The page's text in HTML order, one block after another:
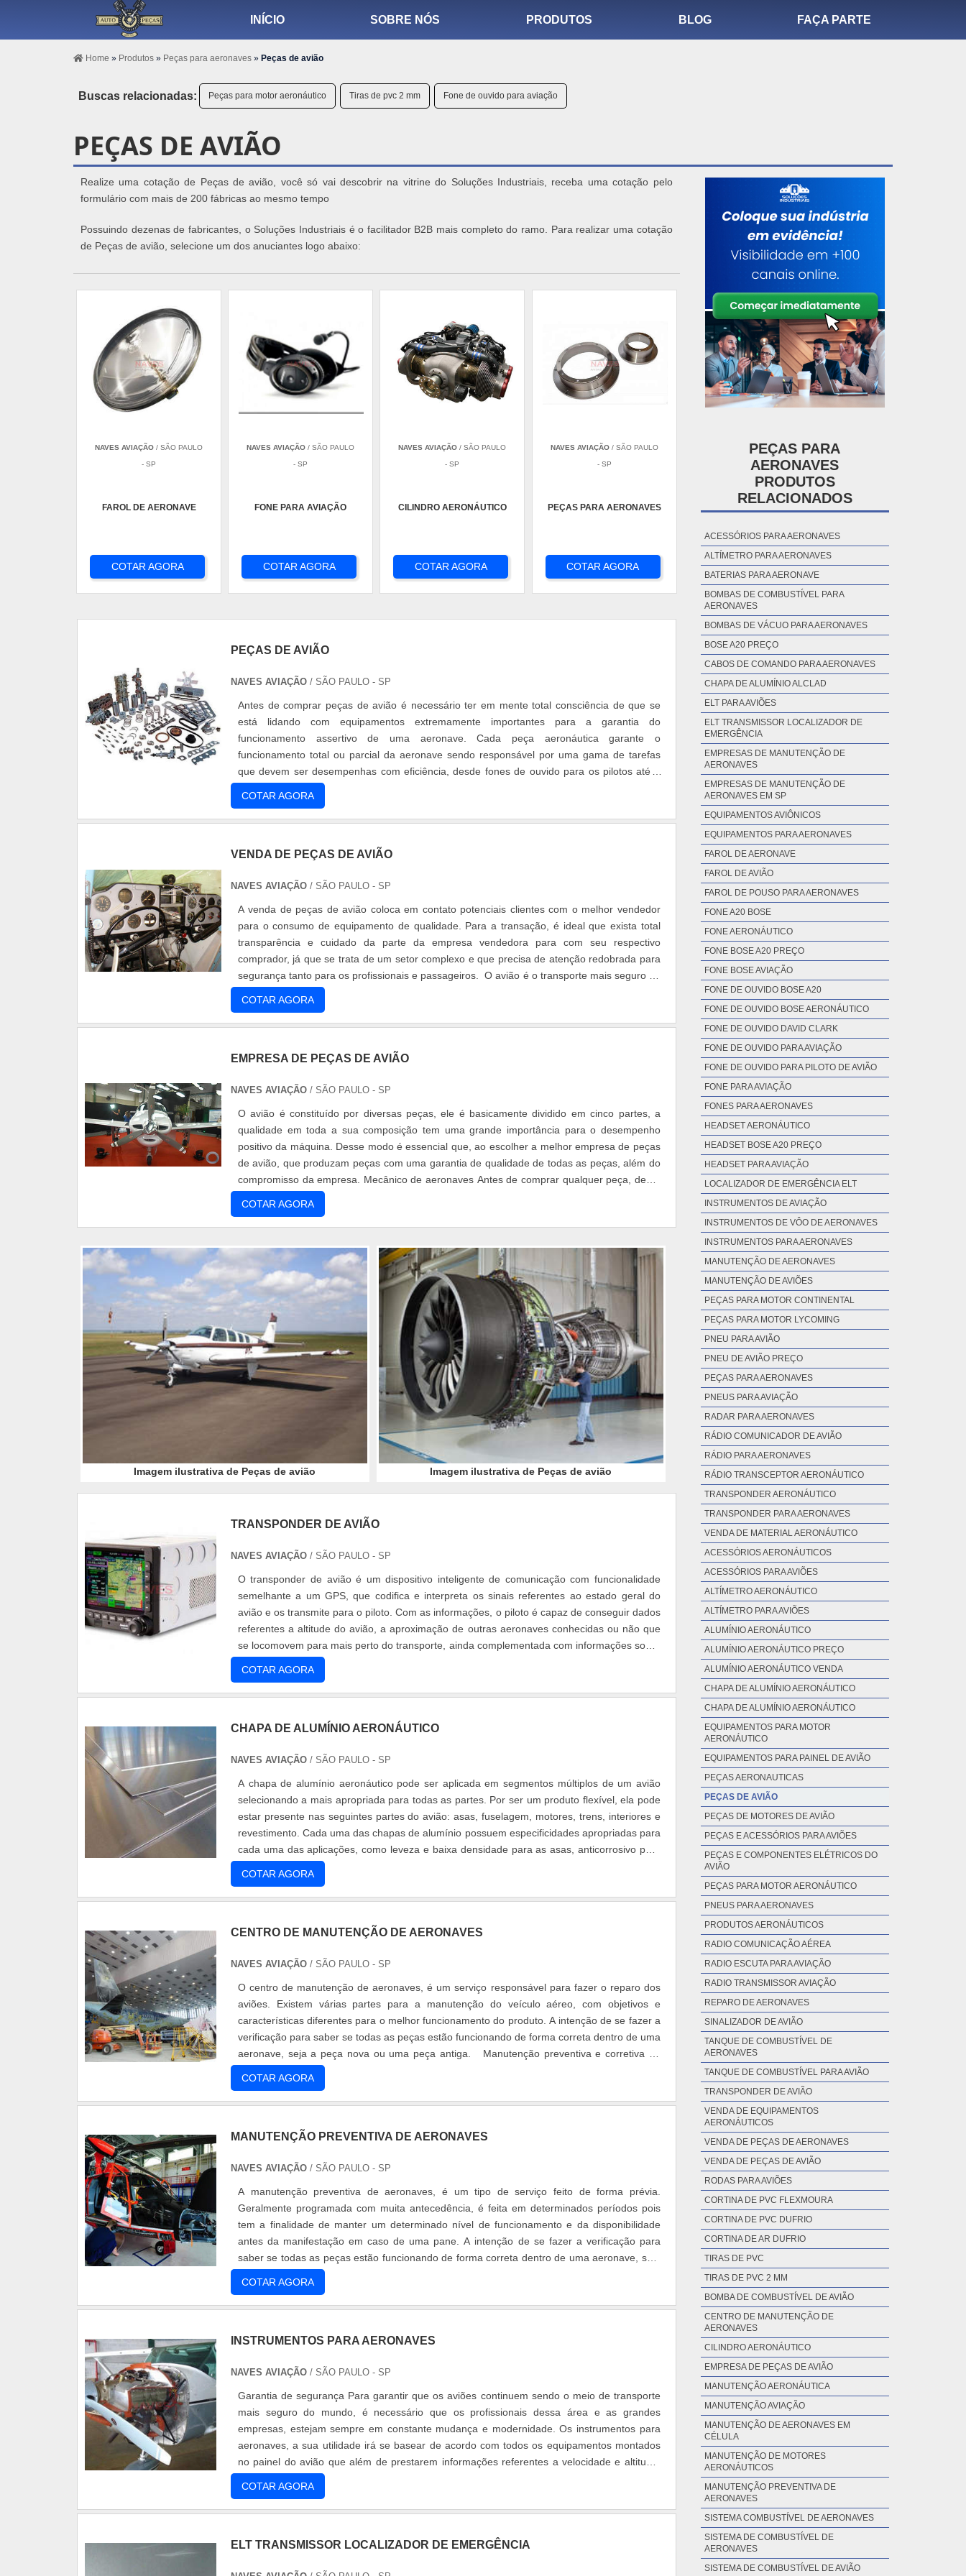
INÍCIO SOBRE NÓS PRODUTOS BLOG FAÇA PARTE
Home » Produtos » Peças para aeronaves » Peças de avião
Buscas relacionadas: Peças para motor aeronáutico Tiras de pvc 2 mm Fone de ouvido para aviação
PEÇAS DE AVIÃO
Realize uma cotação de Peças de avião, você só vai descobrir na vitrine do Soluções Industriais, receba uma cotação pelo
formulário com mais de 200 fábricas ao mesmo tempo
Possuindo dezenas de fabricantes, o Soluções Industriais é o facilitador B2B mais completo do ramo. Para realizar uma cotação
de Peças de avião, selecione um dos anuciantes logo abaixo:
NAVES AVIAÇÃO / SÃO PAULO
- SP
FAROL DE AERONAVE
COTAR AGORA
NAVES AVIAÇÃO / SÃO PAULO
- SP
FONE PARA AVIAÇÃO
COTAR AGORA
NAVES AVIAÇÃO / SÃO PAULO
- SP
CILINDRO AERONÁUTICO
COTAR AGORA
NAVES AVIAÇÃO/ SÃO PAULO
- SP
PEÇAS PARA AERONAVES
COTAR AGORA
PEÇAS DE AVIÃO
NAVES AVIAÇÃO / SÃO PAULO - SP
Antes de comprar peças de avião é necessário ter em mente total consciência de que se
está lidando com equipamentos extremamente importantes para a garantia do
funcionamento assertivo de uma aeronave. Cada peça aeronáutica garante o
funcionamento total ou parcial da aeronave sendo responsável por uma gama de tarefas
que devem ser desempenhas com eficiência, desde fones de ouvido para os pilotos até o
motor e as bombas de vácuo. Seja de pass
COTAR AGORA
VENDA DE PEÇAS DE AVIÃO
NAVES AVIAÇÃO / SÃO PAULO - SP
A venda de peças de avião coloca em contato potenciais clientes com o melhor vendedor
para o consumo de equipamento de qualidade. Para a transação, é ideal que exista total
transparência e cuidado da parte da empresa vendedora para com seu respectivo
comprador, já que se trata de um setor complexo e que precisa de atenção redobrada para
segurança tanto para os profissionais e passageiros. O avião é o transporte mais seguro do
COTAR AGORA
EMPRESA DE PEÇAS DE AVIÃO
NAVES AVIAÇÃO / SÃO PAULO - SP
O avião é constituído por diversas peças, ele é basicamente dividido em cinco partes, a
qualidade em toda a sua composição tem uma grande importância para o desempenho
positivo da máquina. Desse modo é essencial que, ao escolher a melhor empresa de peças
de avião, que produzam peças com uma garantia de qualidade de todas as peças, além do
compromisso da empresa. Mecânico de aeronaves Antes de comprar qualquer peça, deve-
se estar atento com a qual
COTAR AGORA
Imagem ilustrativa de Peças de avião Imagem ilustrativa de Peças de avião
TRANSPONDER DE AVIÃO
NAVES AVIAÇÃO/ SÃO PAULO - SP
O transponder de avião é um dispositivo inteligente de comunicação com funcionalidade
semelhante a um GPS, que codifica e interpreta os sinais referentes ao estado geral do
avião e os transmite para o piloto. Com as informações, o piloto é capaz de conseguir dados
referentes a altitude do avião, a aproximação de outras aeronaves conhecidas ou não que
se locomovem para mais perto do transporte, ainda complementada com informações sobre
COTAR AGORA
CHAPA DE ALUMÍNIO AERONÁUTICO
NAVES AVIAÇÃO/ SÃO PAULO - SP
A chapa de alumínio aeronáutico pode ser aplicada em segmentos múltiplos de um avião
selecionando a mais apropriada para todas as partes. Por ser um produto flexível, ela pode
estar presente nas seguintes partes do avião: asas, fuselagem, motores, trens, interiores e
revestimento. Cada uma das chapas de alumínio possuem especificidades apropriadas para
cada uma das aplicações, como leveza e baixa densidade para as asas, anticorrosivo para
COTAR AGORA
CENTRO DE MANUTENÇÃO DE AERONAVES
NAVES AVIAÇÃO/ SÃO PAULO - SP
O centro de manutenção de aeronaves, é um serviço responsável para fazer o reparo dos
aviões. Existem várias partes para a manutenção do veículo aéreo, com objetivos e
características diferentes para o melhor funcionamento do produto. A intenção de se fazer a
verificação para saber se todas as peças estão funcionando de forma correta dentro de uma
aeronave, seja a peça nova ou uma peça antiga. Manutenção preventiva e corretiva de
COTAR AGORA
MANUTENÇÃO PREVENTIVA DE AERONAVES
NAVES AVIAÇÃO/ SÃO PAULO - SP
A manutenção preventiva de aeronaves, é um tipo de serviço feito de forma prévia.
Geralmente programada com muita antecedência, é feita em determinados períodos pois
tem a finalidade de manter um determinado nível de funcionamento e da disponibilidade
antes da manifestação em caso de uma pane. A intenção de se fazer a verificação para
saber se todas as peças estão funcionando de forma correta dentro de uma aeronave, seja
a peça nova ou uma peça a.
COTAR AGORA
INSTRUMENTOS PARA AERONAVES
NAVES AVIAÇÃO/ SÃO PAULO - SP
Garantia de segurança Para garantir que os aviões continuem sendo o meio de transporte
mais seguro do mundo, é necessário que os profissionais dessa área e as grandes
empresas, estejam sempre em constante mudança e modernidade. Os instrumentos para
aeronaves, a sua utilidade irá se basear de acordo com todos os equipamentos montados
no painel do avião que além de prestarem informações referentes a velocidade e altitude,
além da situação climática.
COTAR AGORA
ELT TRANSMISSOR LOCALIZADOR DE EMERGÊNCIA
PEÇAS PARA
AERONAVES
PRODUTOS
RELACIONADOS
ACESSÓRIOS PARA AERONAVES
ALTÍMETRO PARA AERONAVES
BATERIAS PARA AERONAVE
BOMBAS DE COMBUSTÍVEL PARA
AERONAVES
BOMBAS DE VÁCUO PARA AERONAVES
BOSE A20 PREÇO
CABOS DE COMANDO PARA AERONAVES
CHAPA DE ALUMÍNIO ALCLAD
ELT PARA AVIÕES
ELT TRANSMISSOR LOCALIZADOR DE
EMERGÊNCIA
EMPRESAS DE MANUTENÇÃO DE
AERONAVES
EMPRESAS DE MANUTENÇÃO DE
AERONAVES EM SP
EQUIPAMENTOS AVIÔNICOS
EQUIPAMENTOS PARA AERONAVES
FAROL DE AERONAVE
FAROL DE AVIÃO
FAROL DE POUSO PARA AERONAVES
FONE A20 BOSE
FONE AERONÁUTICO
FONE BOSE A20 PREÇO
FONE BOSE AVIAÇÃO
FONE DE OUVIDO BOSE A20
FONE DE OUVIDO BOSE AERONÁUTICO
FONE DE OUVIDO DAVID CLARK
FONE DE OUVIDO PARA AVIAÇÃO
FONE DE OUVIDO PARA PILOTO DE AVIÃO
FONE PARA AVIAÇÃO
FONES PARA AERONAVES
HEADSET AERONÁUTICO
HEADSET BOSE A20 PREÇO
HEADSET PARA AVIAÇÃO
LOCALIZADOR DE EMERGÊNCIA ELT
INSTRUMENTOS DE AVIAÇÃO
INSTRUMENTOS DE VÔO DE AERONAVES
INSTRUMENTOS PARA AERONAVES
MANUTENÇÃO DE AERONAVES
MANUTENÇÃO DE AVIÕES
PEÇAS PARA MOTOR CONTINENTAL
PEÇAS PARA MOTOR LYCOMING
PNEU PARA AVIÃO
PNEU DE AVIÃO PREÇO
PEÇAS PARA AERONAVES
PNEUS PARA AVIAÇÃO
RADAR PARA AERONAVES
RÁDIO COMUNICADOR DE AVIÃO
RÁDIO PARA AERONAVES
RÁDIO TRANSCEPTOR AERONÁUTICO
TRANSPONDER AERONÁUTICO
TRANSPONDER PARA AERONAVES
VENDA DE MATERIAL AERONÁUTICO
ACESSÓRIOS AERONÁUTICOS
ACESSÓRIOS PARA AVIÕES
ALTÍMETRO AERONÁUTICO
ALTÍMETRO PARA AVIÕES
ALUMÍNIO AERONÁUTICO
ALUMÍNIO AERONÁUTICO PREÇO
ALUMÍNIO AERONÁUTICO VENDA
CHAPA DE ALUMÍNIO AERONÁUTICO
CHAPA DE ALUMÍNIO AERONÁUTICO
EQUIPAMENTOS PARA MOTOR
AERONÁUTICO
EQUIPAMENTOS PARA PAINEL DE AVIÃO
PEÇAS AERONAUTICAS
PEÇAS DE AVIÃO
PEÇAS DE MOTORES DE AVIÃO
PEÇAS E ACESSÓRIOS PARA AVIÕES
PEÇAS E COMPONENTES ELÉTRICOS DO
AVIÃO
PEÇAS PARA MOTOR AERONÁUTICO
PNEUS PARA AERONAVES
PRODUTOS AERONÁUTICOS
RADIO COMUNICAÇÃO AÉREA
RADIO ESCUTA PARA AVIAÇÃO
RADIO TRANSMISSOR AVIAÇÃO
REPARO DE AERONAVES
SINALIZADOR DE AVIÃO
TANQUE DE COMBUSTÍVEL DE
AERONAVES
TANQUE DE COMBUSTÍVEL PARA AVIÃO
TRANSPONDER DE AVIÃO
VENDA DE EQUIPAMENTOS
AERONÁUTICOS
VENDA DE PEÇAS DE AERONAVES
VENDA DE PEÇAS DE AVIÃO
RODAS PARA AVIÕES
CORTINA DE PVC FLEXMOURA
CORTINA DE PVC DUFRIO
CORTINA DE AR DUFRIO
TIRAS DE PVC
TIRAS DE PVC 2 MM
BOMBA DE COMBUSTÍVEL DE AVIÃO
CENTRO DE MANUTENÇÃO DE
AERONAVES
CILINDRO AERONÁUTICO
EMPRESA DE PEÇAS DE AVIÃO
MANUTENÇÃO AERONÁUTICA
MANUTENÇÃO AVIAÇÃO
MANUTENÇÃO DE AERONAVES EM
CÉLULA
MANUTENÇÃO DE MOTORES
AERONÁUTICOS
MANUTENÇÃO PREVENTIVA DE
AERONAVES
SISTEMA COMBUSTÍVEL DE AERONAVES
SISTEMA DE COMBUSTÍVEL DE
AERONAVES
SISTEMA DE COMBUSTÍVEL DE AVIÃO